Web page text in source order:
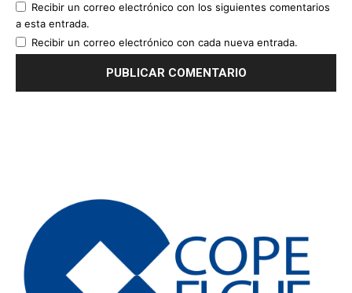
Recibir un correo electrónico con los siguientes comentarios
a esta entrada.
Recibir un correo electrónico con cada nueva entrada.